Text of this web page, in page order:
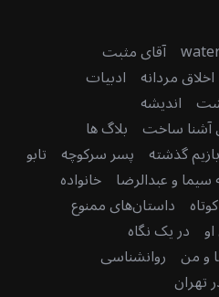
آقای مثبت
اخلاق مردانه ادبیات
اندیشه
آشنا ساخت بلاگ ها
گذشته پسر سرکوچه تابو
و عبدالرضا خانواده
داستان‌های ممنوع
در یک نگاه
و من روانشناسی
تهران